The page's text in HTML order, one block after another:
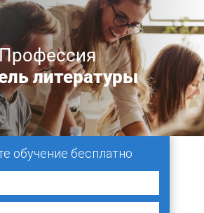
Профессия
литературы
обучение бесплатно